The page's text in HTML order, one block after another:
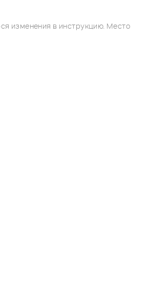
изменения в инструкцию. Место